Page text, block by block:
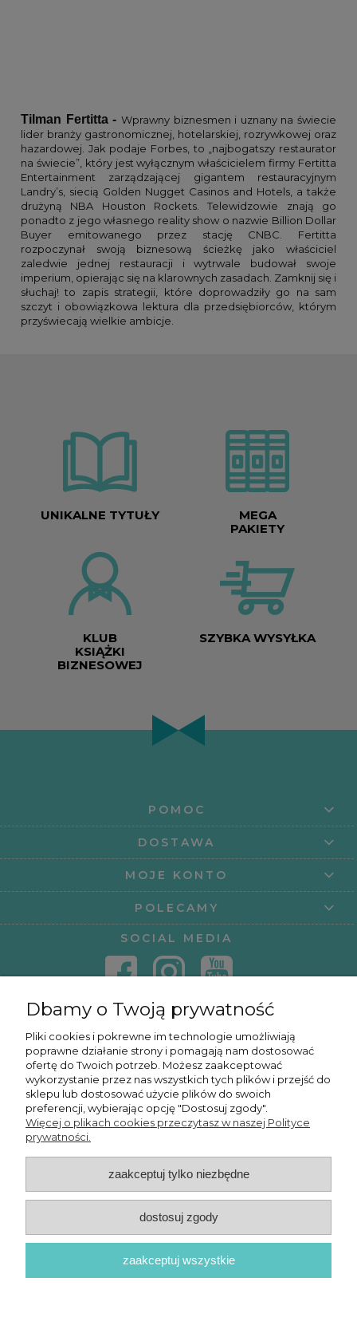
Tilman Fertitta - Wprawny biznesmen i uznany na świecie
lider branży gastronomicznej, hotelarskiej, rozrywkowej oraz
hazardowej. Jak podaje Forbes, to „najbogatszy restaurator
na świecie”, który jest wyłącznym właścicielem firmy Fertitta
Entertainment zarządzającej gigantem restauracyjnym
Landry’s, siecią Golden Nugget Casinos and Hotels, a także
drużyną NBA Houston Rockets. Telewidzowie znają go
ponadto z jego własnego reality show o nazwie Billion Dollar
Buyer emitowanego przez stację CNBC. Fertitta
rozpoczynał swoją biznesową ścieżkę jako właściciel
zaledwie jednej restauracji i wytrwale budował swoje
imperium, opierając się na klarownych zasadach. Zamknij się i
słuchaj! to zapis strategii, które doprowadziły go na sam
szczyt i obowiązkowa lektura dla przedsiębiorców, którym
przyświecają wielkie ambicje.
UNIKALNE TYTUŁY
MEGA
PAKIETY
KLUB
KSIĄŻKI
BIZNESOWEJ
SZYBKA WYSYŁKA
POMOC
DOSTAWA
MOJE KONTO
POLECAMY
SOCIAL MEDIA
KURSY ONLINE
OSMPOWER SP. Z O.O.
POKAŻ PEŁNĄ WERSJĘ STRONY
© 2026 OSMPower - Wszelkie prawa zastrzeżone
Dbamy o Twoją prywatność
Pliki cookies i pokrewne im technologie umożliwiają
poprawne działanie strony i pomagają nam dostosować
ofertę do Twoich potrzeb. Możesz zaakceptować
wykorzystanie przez nas wszystkich tych plików i przejść do
sklepu lub dostosować użycie plików do swoich
preferencji, wybierając opcję "Dostosuj zgody".
Więcej o plikach cookies przeczytasz w naszej Polityce
prywatności.
zaakceptuj tylko niezbędne
dostosuj zgody
zaakceptuj wszystkie